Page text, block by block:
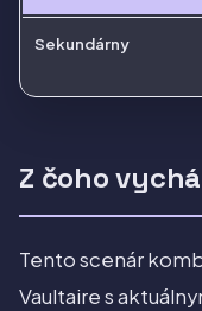
Sekundárny
Z čoho
Tento scenár
Vaultaire s